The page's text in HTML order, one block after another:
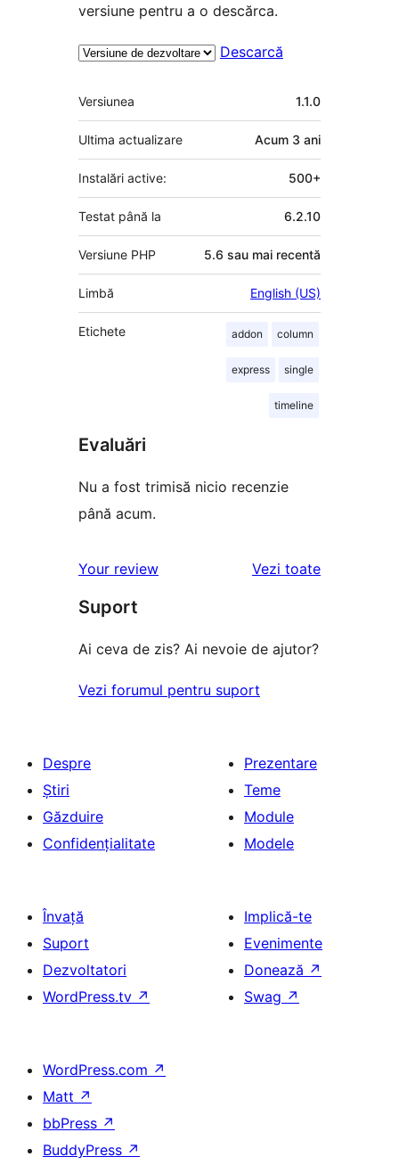
versiune pentru a o descărca.
Descarcă
Meta
Versiunea 1.1.0
Ultima actualizare Acum 3 ani
Instalări active: 500+
Testat până la 6.2.10
Versiune PHP 5.6 sau mai recentă
Limbă English (US)
Etichete addon column
express single
timeline
Evaluări
Nu a fost trimisă nicio recenzie
până acum.
Your review Vezi toaterecenziile
Suport
Ai ceva de zis? Ai nevoie de ajutor?
Vezi forumul pentru suport
Despre
Știri
Găzduire
Confidențialitate
Prezentare
Teme
Module
Modele
Învață
Suport
Dezvoltatori
WordPress.tv ↗
Implică-te
Evenimente
Donează ↗
Swag ↗
WordPress.com ↗
Matt ↗
bbPress ↗
BuddyPress ↗